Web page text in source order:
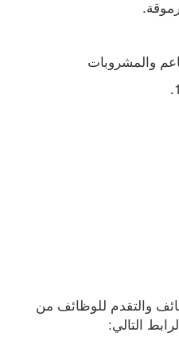
والمشروبات
التالي: